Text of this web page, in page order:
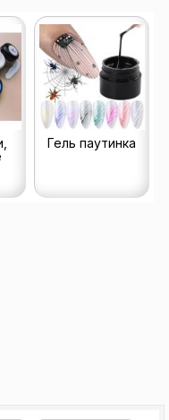
Гель паутинка